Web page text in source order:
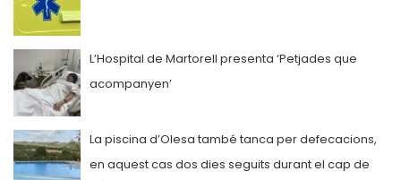
L’Hospital de Martorell presenta ‘Petjades que
acompanyen’
La piscina d’Olesa també tanca per defecacions,
en aquest cas dos dies seguits durant el cap de